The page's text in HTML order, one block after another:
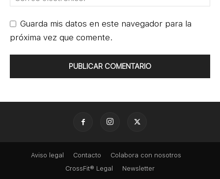
Guarda mis datos en este navegador para la
próxima vez que comente.
Aviso legal Contacto
Colabora con nosotros
CrossFit® Legal
Newsletter